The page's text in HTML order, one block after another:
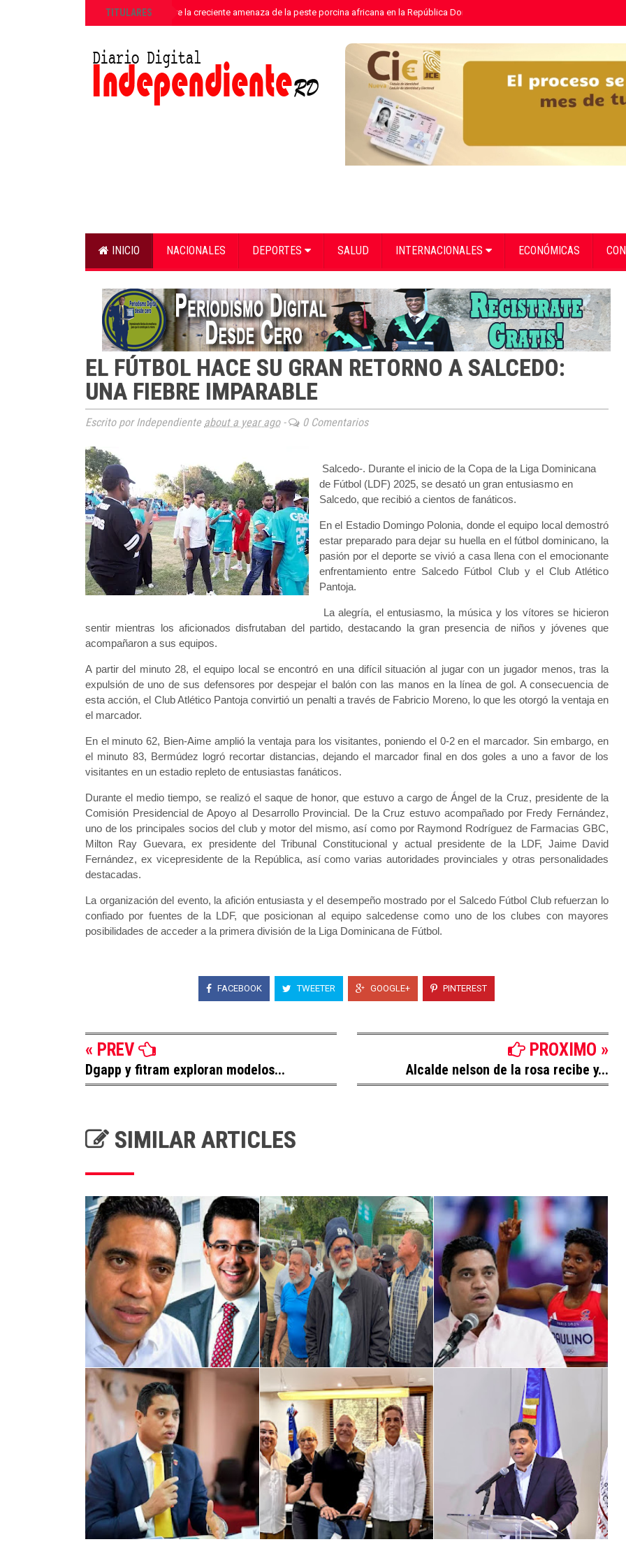
TITULARES
»ANPA alerta sobre la creciente amenaza de la peste porcina africana en la República Dominicana
INICIO NACIONALES DEPORTES SALUD INTERNACIONALES ECONÓMICAS
EL FÚTBOL HACE SU GRAN RETORNO A SALCEDO:
UNA FIEBRE IMPARABLE
Escrito por Independiente about a year ago- 0 Comentarios
Salcedo-. Durante el inicio de la Copa de la Liga Dominicana
de Fútbol (LDF) 2025, se desató un gran entusiasmo en
Salcedo, que recibió a cientos de fanáticos.
En el Estadio Domingo Polonia, donde el equipo local demostró
estar preparado para dejar su huella en el fútbol dominicano, la
pasión por el deporte se vivió a casa llena con el emocionante
enfrentamiento entre Salcedo Fútbol Club y el Club Atlético
Pantoja.
La alegría, el entusiasmo, la música y los vítores se hicieron
sentir mientras los aficionados disfrutaban del partido, destacando la gran presencia de niños y jóvenes que
acompañaron a sus equipos.
A partir del minuto 28, el equipo local se encontró en una difícil situación al jugar con un jugador menos, tras la
expulsión de uno de sus defensores por despejar el balón con las manos en la línea de gol. A consecuencia de
esta acción, el Club Atlético Pantoja convirtió un penalti a través de Fabricio Moreno, lo que les otorgó la ventaja en
el marcador.
En el minuto 62, Bien-Aime amplió la ventaja para los visitantes, poniendo el 0-2 en el marcador. Sin embargo, en
el minuto 83, Bermúdez logró recortar distancias, dejando el marcador final en dos goles a uno a favor de los
visitantes en un estadio repleto de entusiastas fanáticos.
Durante el medio tiempo, se realizó el saque de honor, que estuvo a cargo de Ángel de la Cruz, presidente de la
Comisión Presidencial de Apoyo al Desarrollo Provincial. De la Cruz estuvo acompañado por Fredy Fernández,
uno de los principales socios del club y motor del mismo, así como por Raymond Rodríguez de Farmacias GBC,
Milton Ray Guevara, ex presidente del Tribunal Constitucional y actual presidente de la LDF, Jaime David
Fernández, ex vicepresidente de la República, así como varias autoridades provinciales y otras personalidades
destacadas.
La organización del evento, la afición entusiasta y el desempeño mostrado por el Salcedo Fútbol Club refuerzan lo
confiado por fuentes de la LDF, que posicionan al equipo salcedense como uno de los clubes con mayores
posibilidades de acceder a la primera división de la Liga Dominicana de Fútbol.
FACEBOOK TWEETER GOOGLE+ PINTEREST
« PREV
Dgapp y fitram exploran modelos...
PROXIMO »
Alcalde nelson de la rosa recibe y...
SIMILAR ARTICLES